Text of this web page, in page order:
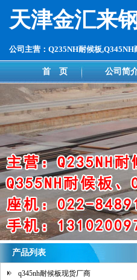
天津金汇来
公司主营：Q235NH耐候板
首 页 公司简
产品列表
q345nh耐候板现货厂商